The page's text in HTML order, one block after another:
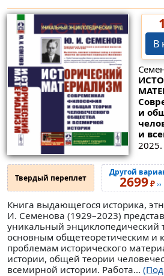
В
и
и
2025.
Твердый переплет
Другой
2699₽››
Книга выдающегося историка,
И. Семенова (1929–2023)
уникальный энциклопедический
основным общетеоретическим и
проблемам исторического
истории, общей теории
всемирной истории. Работа...